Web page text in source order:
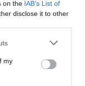
on the IAB’s List of
disclose it to other
one or more Google
You may click to
third-party tags to
in below Google
my